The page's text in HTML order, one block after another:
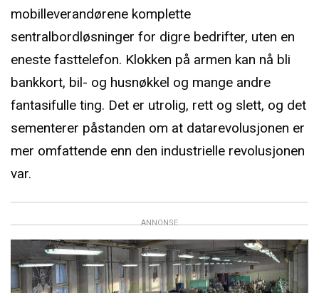
mobilleverandørene komplette
sentralbordløsninger for digre bedrifter, uten en
eneste fasttelefon. Klokken på armen kan nå bli
bankkort, bil- og husnøkkel og mange andre
fantasifulle ting. Det er utrolig, rett og slett, og det
sementerer påstanden om at datarevolusjonen er
mer omfattende enn den industrielle revolusjonen
var.
ANNONSE